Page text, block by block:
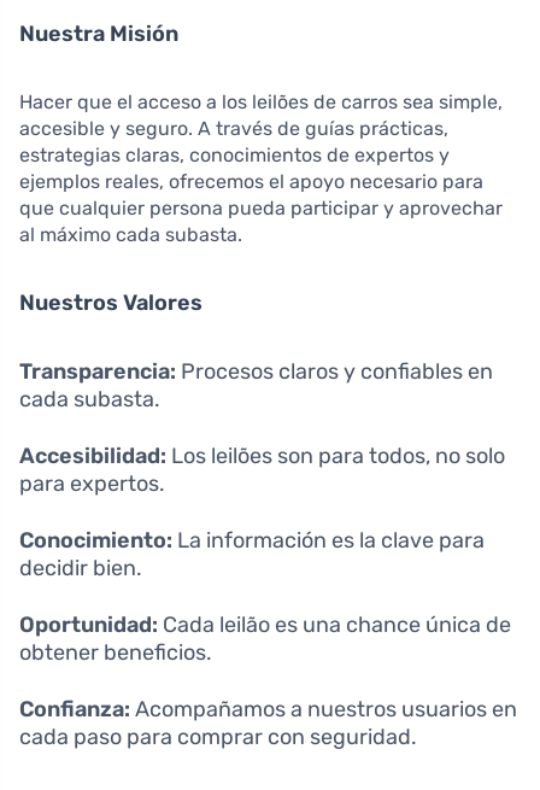
Nuestra Misión
Hacer que el acceso a los leilões de carros sea simple,
accesible y seguro. A través de guías prácticas,
estrategias claras, conocimientos de expertos y
ejemplos reales, ofrecemos el apoyo necesario para
que cualquier persona pueda participar y aprovechar
al máximo cada subasta.
Nuestros Valores
Transparencia: Procesos claros y confiables en
cada subasta.
Accesibilidad: Los leilões son para todos, no solo
para expertos.
Conocimiento: La información es la clave para
decidir bien.
Oportunidad: Cada leilão es una chance única de
obtener beneficios.
Confianza: Acompañamos a nuestros usuarios en
cada paso para comprar con seguridad.